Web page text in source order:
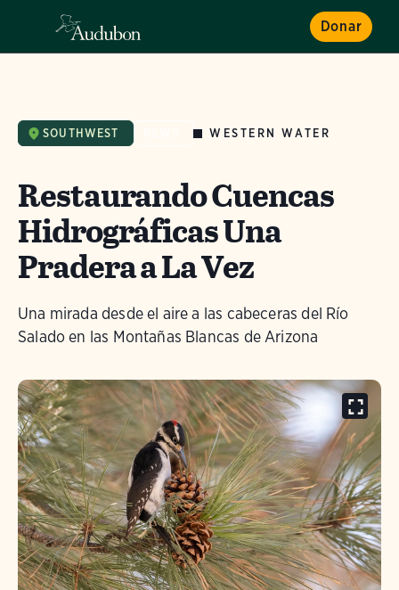
Donar
SOUTHWEST WESTERN WATER
Restaurando Cuencas
Hidrográficas Una
Pradera a La Vez
Una mirada desde el aire a las cabeceras del Río
Salado en las Montañas Blancas de Arizona